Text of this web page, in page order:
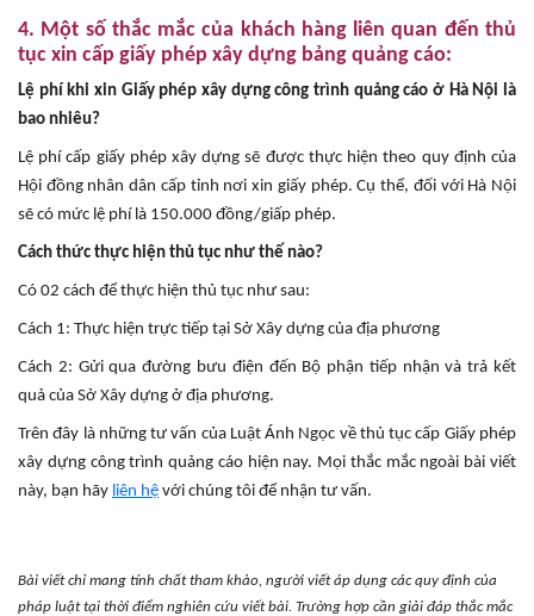
4. Một số thắc mắc của khách hàng liên quan đến thủ
tục xin cấp giấy phép xây dựng bảng quảng cáo:
Lệ phí khi xin Giấy phép xây dựng công trình quảng cáo ở Hà Nội là
bao nhiêu?
Lệ phí cấp giấy phép xây dựng sẽ được thực hiện theo quy định của
Hội đồng nhân dân cấp tỉnh nơi xin giấy phép. Cụ thể, đối với Hà Nội
sẽ có mức lệ phí là 150.000 đồng/giấp phép.
Cách thức thực hiện thủ tục như thế nào?
Có 02 cách để thực hiện thủ tục như sau:
Cách 1: Thực hiện trực tiếp tại Sở Xây dựng của địa phương
Cách 2: Gửi qua đường bưu điện đến Bộ phận tiếp nhận và trả kết
quả của Sở Xây dựng ở địa phương.
Trên đây là những tư vấn của Luật Ánh Ngọc về thủ tục cấp Giấy phép
xây dựng công trình quảng cáo hiện nay. Mọi thắc mắc ngoài bài viết
này, bạn hãy liên hệ với chúng tôi để nhận tư vấn.
Bài viết chỉ mang tính chất tham khảo, người viết áp dụng các quy định của
pháp luật tại thời điểm nghiên cứu viết bài. Trường hợp cần giải đáp thắc mắc